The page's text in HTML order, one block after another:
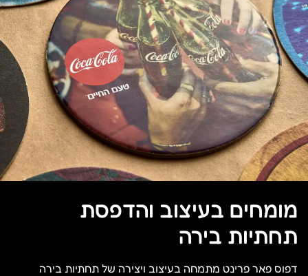
מומחים בעיצוב והדפסת
תחתיות בירה
דפוס פאר פרינט מתמחה בעיצוב ויצירה של תחתיות בירה